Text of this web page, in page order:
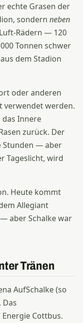
echte Grasen der
sondern neben
Rädern — 120
Tonnen schwer
dem Stadion
oder anderen
verwendet werden.
Innere
zurück. Der
Stunden — aber
Tageslicht, wird
Heute kommt
Allegiant
aber Schalke war
Tränen
AufSchalke (so
Cottbus.